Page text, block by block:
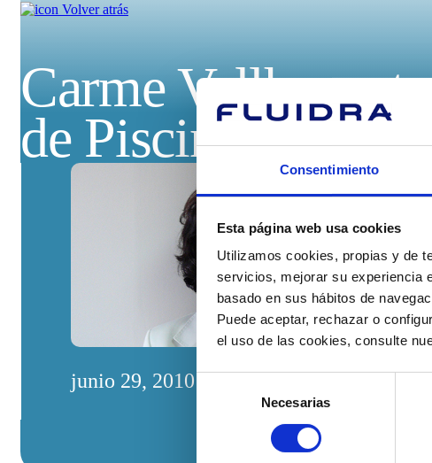
Consentimiento
Esta página web usa cookies
Utilizamos cookies, propias y de
servicios, mejorar su experiencia
basado en sus hábitos de
Puede aceptar, rechazar o
el uso de las cookies, consulte
consentimiento
Necesarias
Volver atrás
Carme
de Piscina/
junio 29, 2010